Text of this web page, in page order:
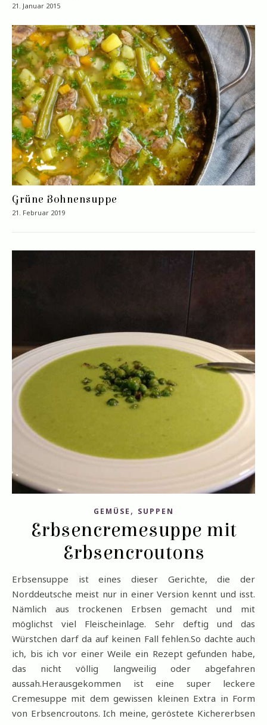
21. Januar 2015
Grüne Bohnensuppe
21. Februar 2019
GEMÜSE , SUPPEN
Erbsencremesuppe mit
Erbsencroutons
Erbsensuppe ist eines dieser Gerichte, die der
Norddeutsche meist nur in einer Version kennt und isst.
Nämlich aus trockenen Erbsen gemacht und mit
möglichst viel Fleischeinlage. Sehr deftig und das
Würstchen darf da auf keinen Fall fehlen.So dachte auch
ich, bis ich vor einer Weile ein Rezept gefunden habe,
das nicht völlig langweilig oder abgefahren
aussah.Herausgekommen ist eine super leckere
Cremesuppe mit dem gewissen kleinen Extra in Form
von Erbsencroutons. Ich meine, geröstete Kichererbsen